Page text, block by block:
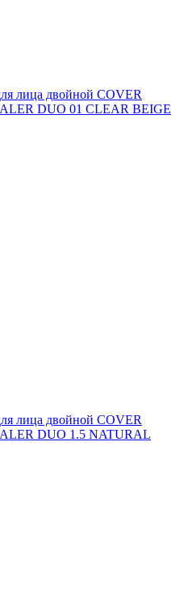
лица двойной COVER
DUO 01 CLEAR BEIGE
лица двойной COVER
DUO 1.5 NATURAL